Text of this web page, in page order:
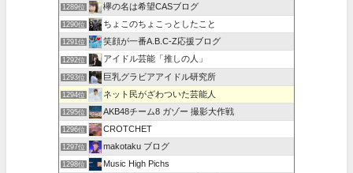
1289位 欅の名は希望CASブログ
1290位 ちょこのちょこっとしたこと
1291位 笑顔が一番A.B.C-Z応援ブログ
1292位 アイドル芸能「推しの人」
1293位 巨乳グラビアアイドル研究所
1294位 ネット民がざわついた芸能人
1295位 AKB48チーム8 ガゾー 撮影大作戦
1296位 CROTCHET
1297位 makotaku ブログ
1298位 Music High Pichs